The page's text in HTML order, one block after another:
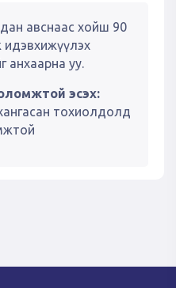
авснаас хойш 90
идэвхижүүлэх
анхаарна уу.
эсэх:
тохиолдолд